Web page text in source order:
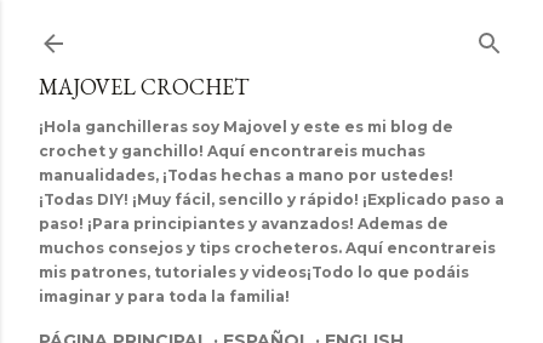
MAJOVEL CROCHET
¡Hola ganchilleras soy Majovel y este es mi blog de
crochet y ganchillo! Aquí encontrareis muchas
manualidades, ¡Todas hechas a mano por ustedes!
¡Todas DIY! ¡Muy fácil, sencillo y rápido! ¡Explicado paso a
paso! ¡Para principiantes y avanzados! Ademas de
muchos consejos y tips crocheteros. Aquí encontrareis
mis patrones, tutoriales y videos¡Todo lo que podáis
imaginar y para toda la familia!